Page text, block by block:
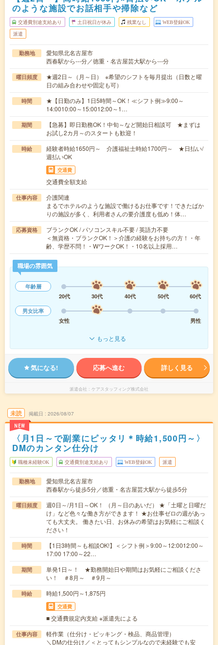
のような施設でお話相手や掃除など
交通費別途支給あり 土日祝日が休み 残業なし WEB登録OK
派遣
勤務地
愛知県北名古屋市
西春駅から---分／徳重・名古屋芸大駅から---分
曜日頻度
★週2日～（月～日） ※希望のシフトを毎月提出（日数と曜
日の組み合わせや固定も可）
時間
★【日勤のみ】1日5時間～OK！≪シフト例≫9:00～
14:0010:00～15:0012:00～1…
期間
【急募】即日勤務OK！中旬～など開始日相談可 ★まずは
お試し2カ月～のスタートも歓迎！
時給
経験者時給1650円～ 介護福祉士時給1700円～ ★日払い/
週払いOK
交通費
交通費全額支給
仕事内容
介護関連
まるでホテルのような施設で働けるお仕事です！できたばか
りの施設が多く、利用者さんの要介護度も低め！体…
応募資格
ブランクOK / パソコンスキル不要 / 英語力不要
＜無資格・ブランクOK！＞介護の経験をお持ちの方！・年
齢、学歴不問！・WワークOK！・10名以上採用…
職場の雰囲気
年齢層
20代
30代 40代 50代
60代
男女比率
女性
男性
もっと見る
気になる! 応募へ進む 詳しく見る
派遣会社 ケアスタッフィング株式会社
未読
NEW
掲載日 2026/08/07
〈月1日～で副業にピッタリ＊時給1,500円～〉
DMのカンタン仕分け
職種未経験OK 交通費別途支給あり WEB登録OK 派遣
勤務地
愛知県北名古屋市
西春駅から徒歩5分／徳重・名古屋芸大駅から徒歩5分
曜日頻度
週0日～/月1日～OK！ （月～日のあいだ） ★「土曜と日曜だ
け」など色々な働き方ができます！ ★お仕事ゼロの週があっ
ても大丈夫。 働きたい日、お休みの希望はお気軽にご相談く
ださい！
時間
【1日3時間～も相談OK!】＜シフト例＞9:00～12:0012:00～
17:00 17:00～22…
期間
単発1日～！ ★勤務開始日や期間はお気軽にご相談くださ
い！ ＃8月～ ＃9月～
時給 時給1,500円～1,875円
交通費
■ 交通費規定内支給 ※派遣先による
仕事内容
軽作業（仕分け・ピッキング・検品、商品管理）
＼DMの仕分け／＜とってもシンプルなので未経験でも安